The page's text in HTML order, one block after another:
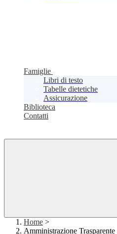
Famiglie
Libri di testo
Tabelle dietetiche
Assicurazione
Biblioteca
Contatti
Home >
Amministrazione Trasparente